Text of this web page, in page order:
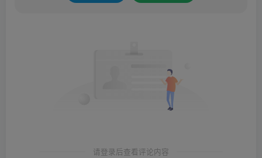
请登录后查看评论内容